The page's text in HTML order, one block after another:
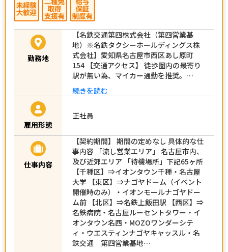
勤務地
【名鉄交通第四株式会社（第四営業基
地）※名鉄タクシーホールディングス株
式会社】愛知県名古屋市西区あし原町
154 【交通アクセス】 徒歩圏内の最寄り
駅が無い為、マイカー通勤を推奨。…
続きを読む
雇用形態
正社員
仕事内容
【契約期間】 期間の定めなし 具体的な仕
事内容 「流し営業エリア」 名古屋市内、
及び近郊エリア 「待機場所」下記65ヶ所
【千種区】⇒イオンタウン千種・名古屋
大学 【東区】⇒ナゴヤドーム（イベント
開催時のみ）・イオンモールナゴヤドー
ム前 【北区】⇒名鉄上飯田駅 【西区】⇒
名鉄病院・名古屋ルーセントタワー・イ
オンタウン名西・MOZOワンダーシテ
ィ・ウエスティンナゴヤキャッスル・名
鉄交通 第四営業基地…